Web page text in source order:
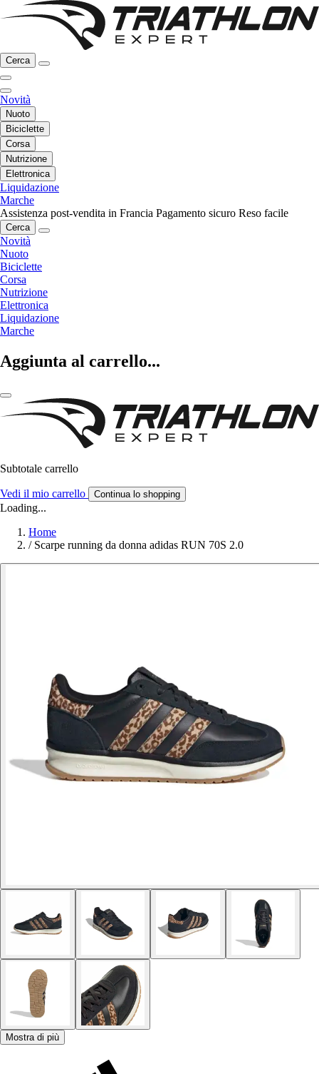
Cerca
Novità
Nuoto
Biciclette
Corsa
Nutrizione
Elettronica
Liquidazione
Marche
Assistenza post-vendita in Francia Pagamento sicuro Reso facile
Cerca
Novità
Nuoto
Biciclette
Corsa
Nutrizione
Elettronica
Liquidazione
Marche
Aggiunta al carrello...
Subtotale carrello
Vedi il mio carrello Continua lo shopping
Loading...
Home
/ Scarpe running da donna adidas RUN 70S 2.0
Mostra di più